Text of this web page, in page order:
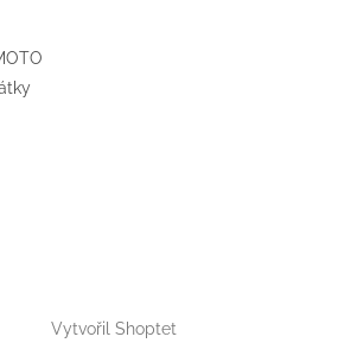
Vytvořil Shoptet